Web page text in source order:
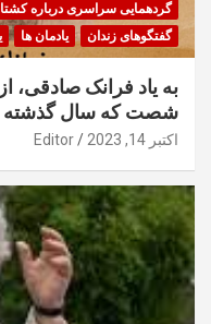
گردهمایی سراسری درباره
گفتگوهای زندان
یادمان ها
به یاد فرانک صادقی،
شصت که سال گذشته
اکتبر 14, 2023 Editor